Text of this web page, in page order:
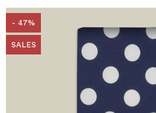
- 47%
SALES